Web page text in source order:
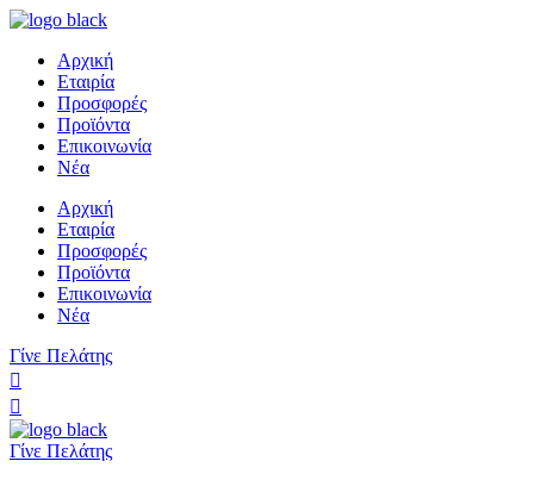
Αρχική
Εταιρία
Προσφορές
Προϊόντα
Επικοινωνία
Νέα
Αρχική
Εταιρία
Προσφορές
Προϊόντα
Επικοινωνία
Νέα
Γίνε Πελάτης
Γίνε Πελάτης